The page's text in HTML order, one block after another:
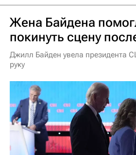
Жена Байдена
покинуть сцену
Джилл Байден увела президента
руку